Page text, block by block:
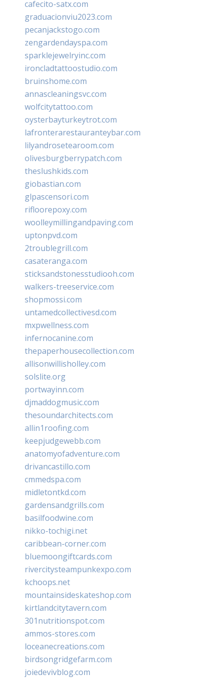
cafecito-satx.com
graduacionviu2023.com
pecanjackstogo.com
zengardendayspa.com
sparklejewelryinc.com
ironcladtattoostudio.com
bruinshome.com
annascleaningsvc.com
wolfcitytattoo.com
oysterbayturkeytrot.com
lafronterarestauranteybar.com
lilyandrosetearoom.com
olivesburgberrypatch.com
theslushkids.com
giobastian.com
glpascensori.com
rifloorepoxy.com
woolleymillingandpaving.com
uptonpvd.com
2troublegrill.com
casateranga.com
sticksandstonesstudiooh.com
walkers-treeservice.com
shopmossi.com
untamedcollectivesd.com
mxpwellness.com
infernocanine.com
thepaperhousecollection.com
allisonwillisholley.com
solslite.org
portwayinn.com
djmaddogmusic.com
thesoundarchitects.com
allin1roofing.com
keepjudgewebb.com
anatomyofadventure.com
drivancastillo.com
cmmedspa.com
midletontkd.com
gardensandgrills.com
basilfoodwine.com
nikko-tochigi.net
caribbean-corner.com
bluemoongiftcards.com
rivercitysteampunkexpo.com
kchoops.net
mountainsideskateshop.com
kirtlandcitytavern.com
301nutritionspot.com
ammos-stores.com
loceanecreations.com
birdsongridgefarm.com
joiedevivblog.com